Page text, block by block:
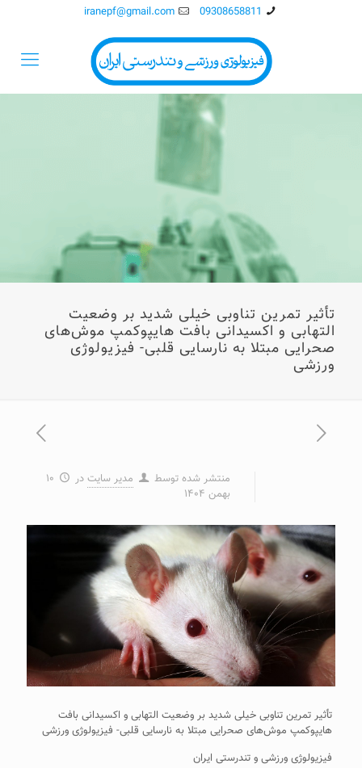
09308658811
iranepf@gmail.com
تأثیر تمرین تناوبی خیلی شدید بر وضعیت
التهابی و اکسیدانی بافت هایپوکمپ موش‌های
صحرایی مبتلا به نارسایی قلبی- فیزیولوژی
ورزشی
منتشر شده توسط مدیر سایت در
۱۰
بهمن ۱۴۰۴
تأثیر تمرین تناوبی خیلی شدید بر وضعیت التهابی و اکسیدانی بافت
هایپوکمپ موش‌های صحرایی مبتلا به نارسایی قلبی- فیزیولوژی ورزشی
فیزیولوژی ورزشی و تندرستی ایران